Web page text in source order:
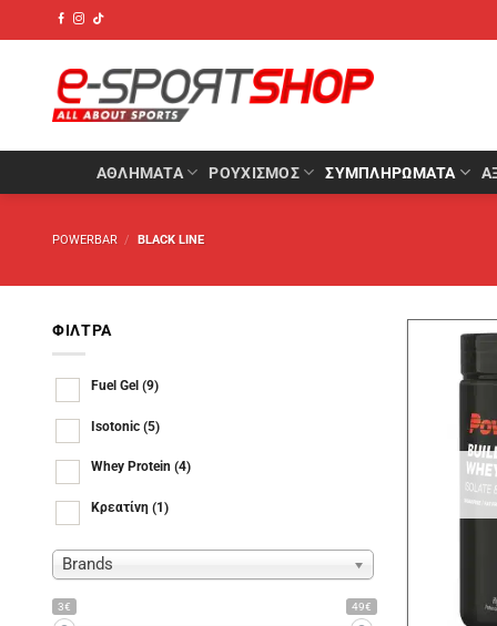
Μετάβαση
ΑΘΛΉΜΑΤΑ ΡΟΥΧΙΣΜΌΣ ΣΥΜΠΛΗΡΏΜΑΤΑ
POWERBAR / BLACK LINE
ΦΊΛΤΡΑ
Fuel Gel (9)
Isotonic (5)
Whey Protein (4)
Κρεατίνη (1)
Brands
3€ 49€